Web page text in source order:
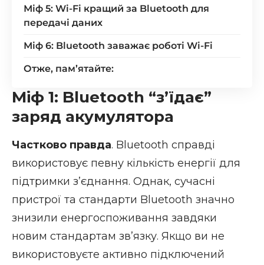
Міф 5: Wi-Fi кращий за Bluetooth для
передачі даних
Міф 6: Bluetooth заважає роботі Wi-Fi
Отже, пам’ятайте:
Міф 1: Bluetooth “з’їдає”
заряд акумулятора
Частково правда. Bluetooth справді
використовує певну кількість енергії для
підтримки з’єднання. Однак, сучасні
пристрої та стандарти Bluetooth значно
знизили енергоспоживання завдяки
новим стандартам зв’язку. Якщо ви не
використовуєте активно підключений